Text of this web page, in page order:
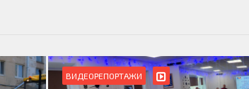
ВИДЕОРЕПОРТАЖИ